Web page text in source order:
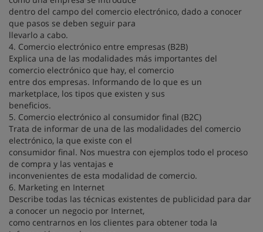
dentro del campo del comercio electrónico, dado a conocer
que pasos se deben seguir para
llevarlo a cabo.
4. Comercio electrónico entre empresas (B2B)
Explica una de las modalidades más importantes del
comercio electrónico que hay, el comercio
entre dos empresas. Informando de lo que es un
marketplace, los tipos que existen y sus
beneficios.
5. Comercio electrónico al consumidor final (B2C)
Trata de informar de una de las modalidades del comercio
electrónico, la que existe con el
consumidor final. Nos muestra con ejemplos todo el proceso
de compra y las ventajas e
inconvenientes de esta modalidad de comercio.
6. Marketing en Internet
Describe todas las técnicas existentes de publicidad para dar
a conocer un negocio por Internet,
como centrarnos en los clientes para obtener toda la